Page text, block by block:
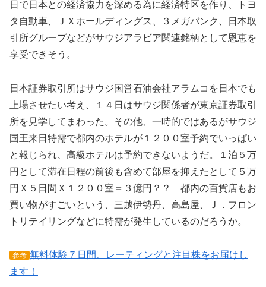
日で日本との経済協力を深める為に経済特区を作り、トヨ
タ自動車、ＪＸホールディングス、３メガバンク、日本取
引所グループなどがサウジアラビア関連銘柄として恩恵を
享受できそう。
日本証券取引所はサウジ国営石油会社アラムコを日本でも
上場させたい考え、１４日はサウジ関係者が東京証券取引
所を見学してまわった。その他、一時的ではあるがサウジ
国王来日特需で都内のホテルが１２００室予約でいっぱい
と報じられ、高級ホテルは予約できないようだ。１泊５万
円として滞在日程の前後も含めて部屋を抑えたとして５万
円Ｘ５日間Ｘ１２００室＝３億円？？ 都内の百貨店もお
買い物がすごいという、三越伊勢丹、高島屋、Ｊ．フロン
トリテイリングなどに特需が発生しているのだろうか。
参考 無料体験７日間、レーティングと注目株をお届けし
ます！